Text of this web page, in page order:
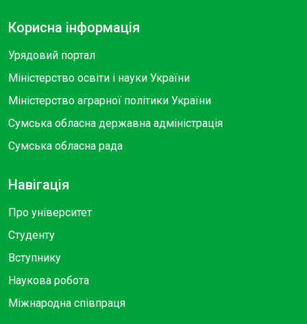
Корисна інформація
Урядовий портал
Міністерство освіти і науки України
Міністерство аграрної політики України
Сумська обласна державна адміністрація
Сумська обласна рада
Навігація
Про університет
Студенту
Вступнику
Наукова робота
Міжнародна співпраця